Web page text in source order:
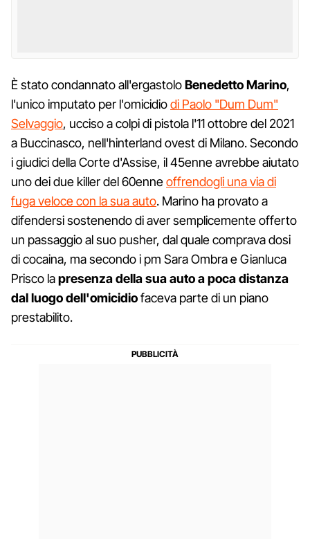
È stato condannato all'ergastoloBenedetto Marino,
l'unico imputato per l'omicidiodi Paolo "Dum Dum"
Selvaggio, ucciso a colpi di pistola l'11 ottobre del 2021
a Buccinasco, nell'hinterland ovest di Milano. Secondo
i giudici della Corte d'Assise, il 45enne avrebbe aiutato
uno dei due killer del 60enneoffrendogli una via di
fuga veloce con la sua auto. Marino ha provato a
difendersi sostenendo di aver semplicemente offerto
un passaggio al suo pusher, dal quale comprava dosi
di cocaina, ma secondo i pm Sara Ombra e Gianluca
Prisco lapresenza della sua auto a poca distanza
dal luogo dell'omicidiofaceva parte di un piano
prestabilito.